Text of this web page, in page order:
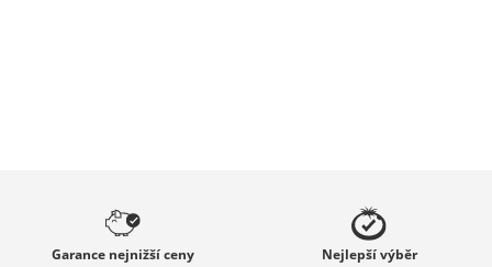
Garance nejnižší ceny Nejlepšívýběr